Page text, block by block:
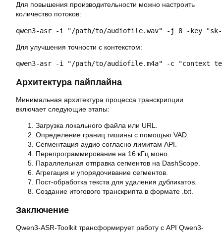
Для повышения производительности можно настроить
количество потоков:
qwen3-asr -i "/path/to/audiofile.wav" -j 8 -key
Для улучшения точности с контекстом:
qwen3-asr -i "/path/to/audiofile.m4a" -c "context
Архитектура пайплайна
Минимальная архитектура процесса транскрипции
включает следующие этапы:
Загрузка локального файла или URL.
Определение границ тишины с помощью VAD.
Сегментация аудио согласно лимитам API.
Перепрограммирование на 16 кГц моно.
Параллельная отправка сегментов на DashScope.
Агрегация и упорядочивание сегментов.
Пост-обработка текста для удаления дубликатов.
Создание итогового транскрипта в формате .txt.
Заключение
Qwen3-ASR-Toolkit трансформирует работу с API Qwen3-